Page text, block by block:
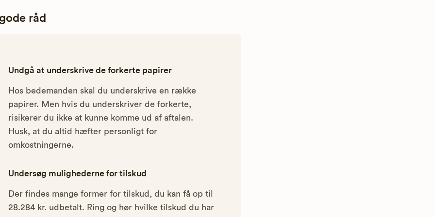
råd
Undgå at underskrive de forkerte papirer
Hos bedemanden skal du underskrive en række
papirer. Men hvis du underskriver de forkerte,
risikerer du ikke at kunne komme ud af aftalen.
Husk, at du altid hæfter personligt for
omkostningerne.
Undersøg mulighederne for tilskud
Der findes mange former for tilskud, du kan få op til
28.284 kr. udbetalt. Ring og hør hvilke tilskud du har